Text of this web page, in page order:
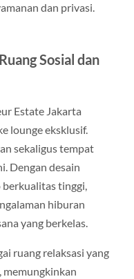
dan privasi.
Sosial dan
Estate Jakarta
lounge eksklusif.
sekaligus tempat
Dengan desain
berkualitas tinggi,
hiburan
yang berkelas.
ruang relaksasi yang
memungkinkan